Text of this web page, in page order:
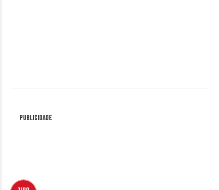
Publicidade